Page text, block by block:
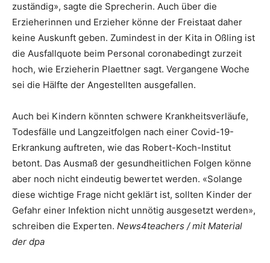
zuständig», sagte die Sprecherin. Auch über die
Erzieherinnen und Erzieher könne der Freistaat daher
keine Auskunft geben. Zumindest in der Kita in Oßling ist
die Ausfallquote beim Personal coronabedingt zurzeit
hoch, wie Erzieherin Plaettner sagt. Vergangene Woche
sei die Hälfte der Angestellten ausgefallen.
Auch bei Kindern könnten schwere Krankheitsverläufe,
Todesfälle und Langzeitfolgen nach einer Covid-19-
Erkrankung auftreten, wie das Robert-Koch-Institut
betont. Das Ausmaß der gesundheitlichen Folgen könne
aber noch nicht eindeutig bewertet werden. «Solange
diese wichtige Frage nicht geklärt ist, sollten Kinder der
Gefahr einer Infektion nicht unnötig ausgesetzt werden»,
schreiben die Experten. News4teachers / mit Material
der dpa